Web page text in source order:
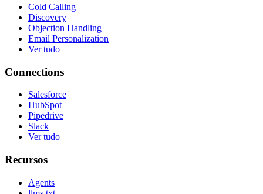
Cold Calling
Discovery
Objection Handling
Email Personalization
Ver tudo
Connections
Salesforce
HubSpot
Pipedrive
Slack
Ver tudo
Recursos
Agents